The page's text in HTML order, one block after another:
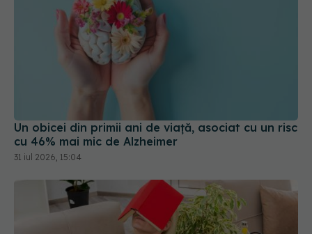
Un obicei din primii ani de viață, asociat cu un risc
cu 46% mai mic de Alzheimer
31 iul 2026, 15:04